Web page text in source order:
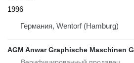
1996
Германия, Wentorf (Hamburg)
AGM Anwar Graphische Maschinen